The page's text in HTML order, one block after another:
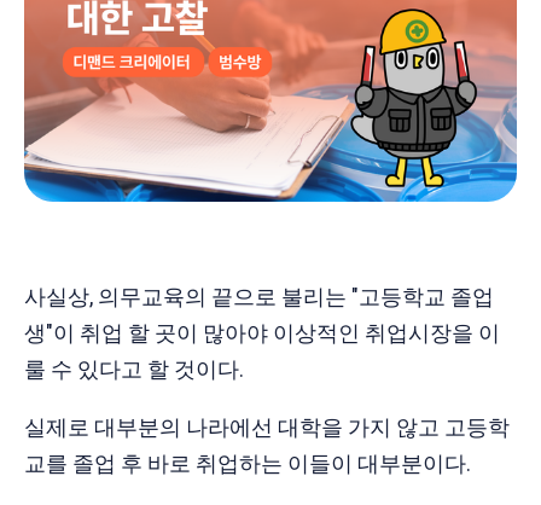
사실상, 의무교육의 끝으로 불리는 "고등학교 졸업
생"이 취업 할 곳이 많아야 이상적인 취업시장을 이
룰 수 있다고 할 것이다.
실제로 대부분의 나라에선 대학을 가지 않고 고등학
교를 졸업 후 바로 취업하는 이들이 대부분이다.